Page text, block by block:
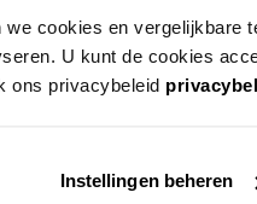
cookies en vergelijkbare
U kunt de cookies
ons privacybeleid
Instellingen beheren